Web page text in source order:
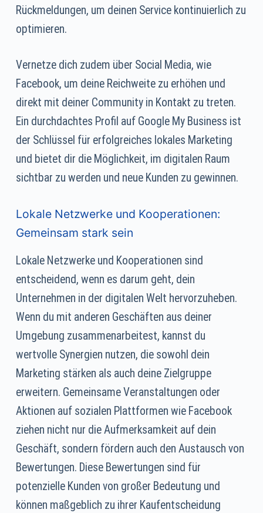
Rückmeldungen, um deinen Service kontinuierlich zu
optimieren.
Vernetze dich zudem über Social Media, wie
Facebook, um deine Reichweite zu erhöhen und
direkt mit deiner Community in Kontakt zu treten.
Ein durchdachtes Profil auf Google My Business ist
der Schlüssel für erfolgreiches lokales Marketing
und bietet dir die Möglichkeit, im digitalen Raum
sichtbar zu werden und neue Kunden zu gewinnen.
Lokale Netzwerke und Kooperationen:
Gemeinsam stark sein
Lokale Netzwerke und Kooperationen sind
entscheidend, wenn es darum geht, dein
Unternehmen in der digitalen Welt hervorzuheben.
Wenn du mit anderen Geschäften aus deiner
Umgebung zusammenarbeitest, kannst du
wertvolle Synergien nutzen, die sowohl dein
Marketing stärken als auch deine Zielgruppe
erweitern. Gemeinsame Veranstaltungen oder
Aktionen auf sozialen Plattformen wie Facebook
ziehen nicht nur die Aufmerksamkeit auf dein
Geschäft, sondern fördern auch den Austausch von
Bewertungen. Diese Bewertungen sind für
potenzielle Kunden von großer Bedeutung und
können maßgeblich zu ihrer Kaufentscheidung